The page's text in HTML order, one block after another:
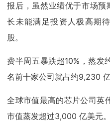
报后，虽然业绩优于市场
长未能满足投资人极高期
股。
费半周五暴跌超10%，蒸发
名前十家公司就占约9,230 亿
全球市值最高的芯片公司英
市值蒸发超过3,000 亿美元。